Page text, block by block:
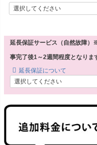
延長保証サービス（自然故障
事完了後1～2週間程度となりま
延長保証について